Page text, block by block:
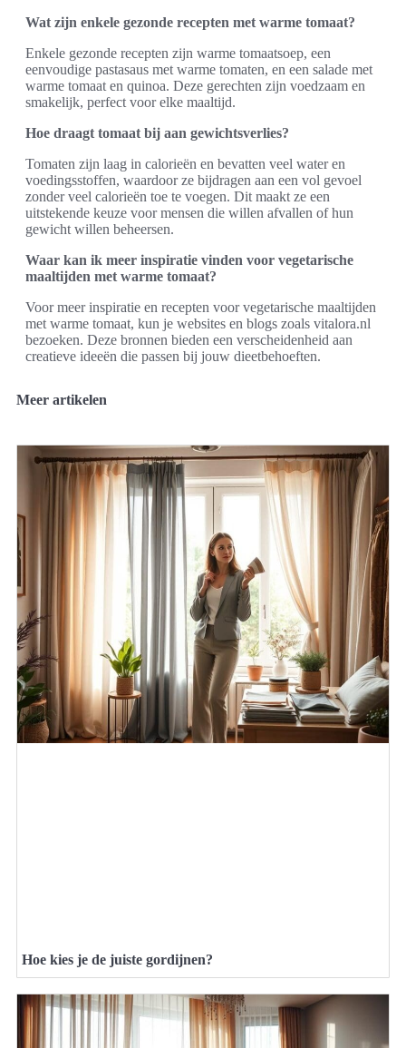
Wat zijn enkele gezonde recepten met warme tomaat?
Enkele gezonde recepten zijn warme tomaatsoep, een
eenvoudige pastasaus met warme tomaten, en een salade met
warme tomaat en quinoa. Deze gerechten zijn voedzaam en
smakelijk, perfect voor elke maaltijd.
Hoe draagt tomaat bij aan gewichtsverlies?
Tomaten zijn laag in calorieën en bevatten veel water en
voedingsstoffen, waardoor ze bijdragen aan een vol gevoel
zonder veel calorieën toe te voegen. Dit maakt ze een
uitstekende keuze voor mensen die willen afvallen of hun
gewicht willen beheersen.
Waar kan ik meer inspiratie vinden voor vegetarische
maaltijden met warme tomaat?
Voor meer inspiratie en recepten voor vegetarische maaltijden
met warme tomaat, kun je websites en blogs zoals vitalora.nl
bezoeken. Deze bronnen bieden een verscheidenheid aan
creatieve ideeën die passen bij jouw dieetbehoeften.
Meer artikelen
Hoe kies je de juiste gordijnen?